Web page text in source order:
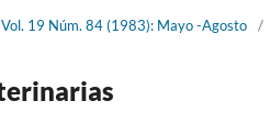
Vol. 19 Núm. 84 (1983): Mayo -Agosto /